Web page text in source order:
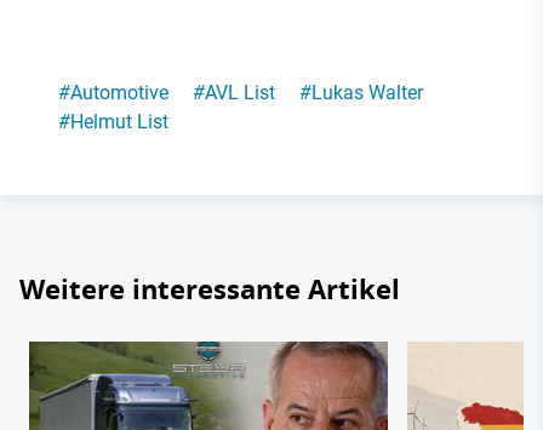
#Automotive #AVL List #Lukas Walter
#Helmut List
Weitere interessante Artikel